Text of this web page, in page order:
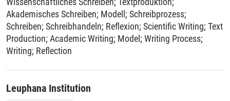
Akademisches Schreiben; Modell; Schreibprozess;
Schreiben; Schreibhandeln; Reflexion; Scientific Writing; Text
Production; Academic Writing; Model; Writing Process;
Writing; Reflection
Leuphana Institution